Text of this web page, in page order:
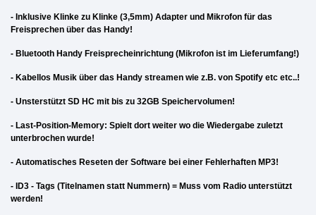
- Inklusive Klinke zu Klinke (3,5mm) Adapter und Mikrofon für das
Freisprechen über das Handy!
- Bluetooth Handy Freisprecheinrichtung (Mikrofon ist im Lieferumfang!)
- Kabellos Musik über das Handy streamen wie z.B. von Spotify etc etc..!
- Unsterstützt SD HC mit bis zu 32GB Speichervolumen!
- Last-Position-Memory: Spielt dort weiter wo die Wiedergabe zuletzt
unterbrochen wurde!
- Automatisches Reseten der Software bei einer Fehlerhaften MP3!
- ID3 - Tags (Titelnamen statt Nummern) = Muss vom Radio unterstützt
werden!